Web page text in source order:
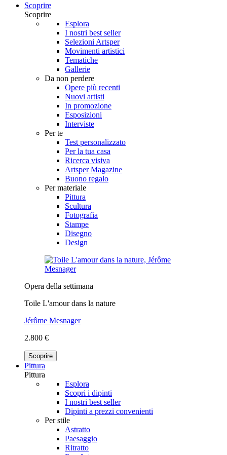
Scoprire
Scoprire
Esplora
I nostri best seller
Selezioni Artsper
Movimenti artistici
Tematiche
Gallerie
Da non perdere
Opere più recenti
Nuovi artisti
In promozione
Esposizioni
Interviste
Per te
Test personalizzato
Per la tua casa
Ricerca visiva
Artsper Magazine
Buono regalo
Per materiale
Pittura
Scultura
Fotografia
Stampe
Disegno
Design
Opera della settimana
Toile L'amour dans la nature
Jérôme Mesnager
2.800 €
Scoprire
Pittura
Pittura
Esplora
Scopri i dipinti
I nostri best seller
Dipinti a prezzi convenienti
Per stile
Astratto
Paesaggio
Ritratto